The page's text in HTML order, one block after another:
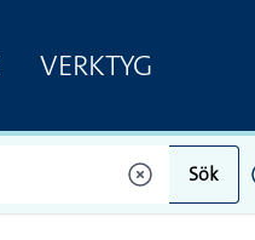
VERKTYG
Sök